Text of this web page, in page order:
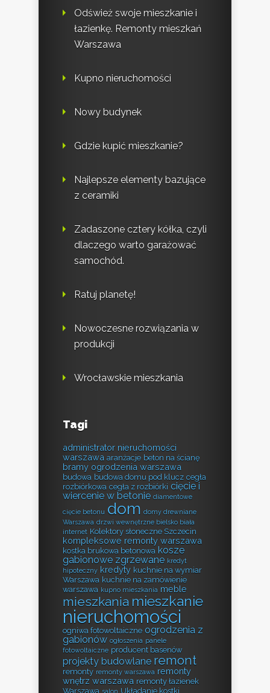
Odśwież swoje mieszkanie i
łazienkę. Remonty mieszkań
Warszawa
Kupno nieruchomości
Nowy budynek
Gdzie kupić mieszkanie?
Najlepsze elementy bazujące
z ceramiki
Zadaszone cztery kółka, czyli
dlaczego warto garażować
samochód.
Ratuj planetę!
Nowoczesne rozwiązania w
produkcji
Wrocławskie mieszkania
Tagi
administrator nieruchomości
warszawa aranżacje beton na ścianę
bramy ogrodzenia warszawa
budowa budowa domu pod klucz cegła
rozbiórkowa cegła z rozbiórki cięcie i
wiercenie w betonie diamentowe
cięcie betonu dom domy drewniane
Warszawa drzwi wewnętrzne bielsko biała
internet Kolektory słoneczne Szczecin
kompleksowe remonty warszawa
kostka brukowa betonowa kosze
gabionowe zgrzewane kredyt
hipoteczny kredyty kuchnie na wymiar
Warszawa kuchnie na zamówienie
warszawa kupno mieszkania meble
mieszkania mieszkanie
nieruchomości
ogniwa fotowoltaiczne ogrodzenia z
gabionów ogłoszenia panele
fotowoltaiczne producent basenów
projekty budowlane remont
remonty remonty warszawa remonty
wnętrz warszawa remonty łazienek
Warszawa salon Układanie kostki